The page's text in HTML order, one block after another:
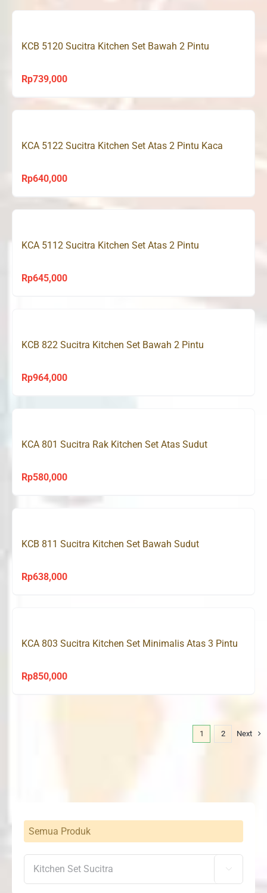
KCB 5120 Sucitra Kitchen Set Bawah 2 Pintu
Rp739,000
KCA 5122 Sucitra Kitchen Set Atas 2 Pintu Kaca
Rp640,000
KCA 5112 Sucitra Kitchen Set Atas 2 Pintu
Rp645,000
KCB 822 Sucitra Kitchen Set Bawah 2 Pintu
Rp964,000
KCA 801 Sucitra Rak Kitchen Set Atas Sudut
Rp580,000
KCB 811 Sucitra Kitchen Set Bawah Sudut
Rp638,000
KCA 803 Sucitra Kitchen Set Minimalis Atas 3 Pintu
Rp850,000
1 2 Next
Semua Produk
